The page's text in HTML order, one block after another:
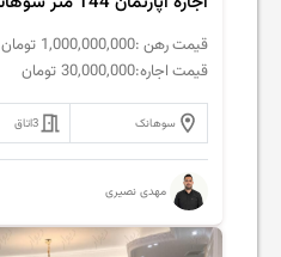
قیمت رهن :1,000,000,000 تومان
قیمت اجاره:30,000,000 تومان
سوهانک 3اتاق
مهدی نصیری